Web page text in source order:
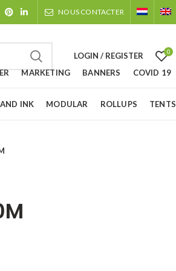
NOUS CONTACTER
LOGIN / REGISTER 0
MARKETING BANNERS COVID 19
INK MODULAR ROLLUPS TENTS